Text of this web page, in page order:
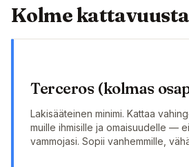
Kolme
Terceros (kolmas
Lakisääteinen minimi. Kattaa
muille ihmisille ja omaisuudelle —
vammojasi. Sopii vanhemmille,